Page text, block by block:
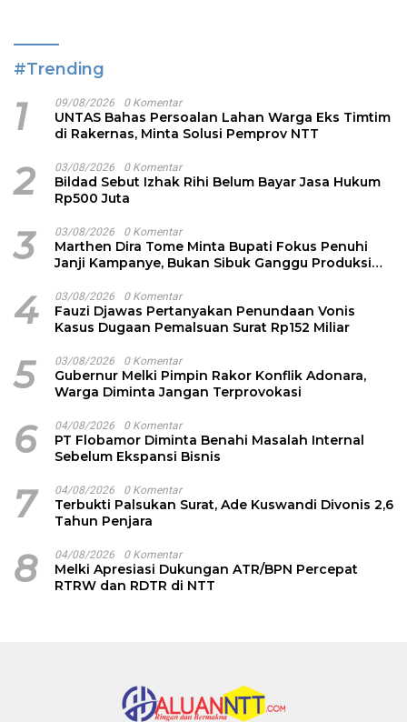
#Trending
1 09/08/2026 0 Komentar
UNTAS Bahas Persoalan Lahan Warga Eks Timtim
di Rakernas, Minta Solusi Pemprov NTT
2 03/08/2026 0 Komentar
Bildad Sebut Izhak Rihi Belum Bayar Jasa Hukum
Rp500 Juta
3 03/08/2026 0 Komentar
Marthen Dira Tome Minta Bupati Fokus Penuhi
Janji Kampanye, Bukan Sibuk Ganggu Produksi
4 03/08/2026 0 Komentar
Fauzi Djawas Pertanyakan Penundaan Vonis
Kasus Dugaan Pemalsuan Surat Rp152 Miliar
5 03/08/2026 0 Komentar
Gubernur Melki Pimpin Rakor Konflik Adonara,
Warga Diminta Jangan Terprovokasi
6 04/08/2026 0 Komentar
PT Flobamor Diminta Benahi Masalah Internal
Sebelum Ekspansi Bisnis
7 04/08/2026 0 Komentar
Terbukti Palsukan Surat, Ade Kuswandi Divonis 2,6
Tahun Penjara
8 04/08/2026 0 Komentar
Melki Apresiasi Dukungan ATR/BPN Percepat
RTRW dan RDTR di NTT